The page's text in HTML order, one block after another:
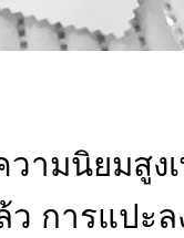
มนิยมสูงเ
การแปะ